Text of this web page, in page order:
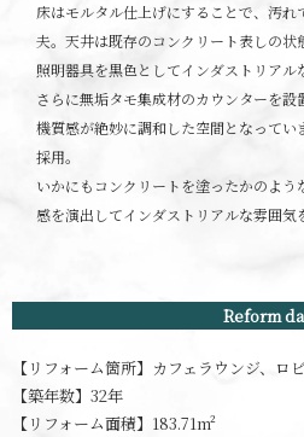
床はモルタル仕上げにすることで、汚
夫。天井は既存のコンクリート表しの状
照明器具を黒色としてインダストリアル
さらに無垢タモ集成材のカウンターを
機質感が絶妙に調和した空間となってい
採用。
いかにもコンクリートを塗ったかのよ
感を演出してインダストリアルな雰囲気
Reform
【リフォーム箇所】 カフェラウンジ、ロ
【築年数】 32年
【リフォーム面積】 183.71m²